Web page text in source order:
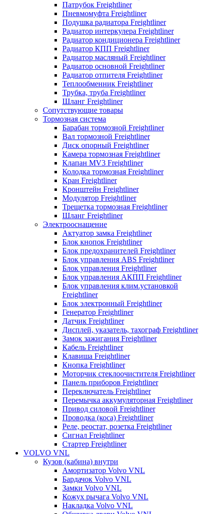
Патрубок Freightliner
Пневмомуфта Freightliner
Подушка радиатора Freightliner
Радиатор интеркулера Freightliner
Радиатор кондиционера Freightliner
Радиатор КПП Freightliner
Радиатор масляный Freightliner
Радиатор основной Freightliner
Радиатор отпителя Freightliner
Теплообменник Freightliner
Трубка, труба Freightliner
Шланг Freightliner
Сопутствующие товары
Тормозная система
Барабан тормозной Freightliner
Вал тормозной Freightliner
Диск опорный Freightliner
Камера тормозная Freightliner
Клапан MV3 Freightliner
Колодка тормозная Freightliner
Кран Freightliner
Кронштейн Freightliner
Модулятор Freightliner
Трещетка тормозная Freightliner
Шланг Freightliner
Электрооснащение
Актуатор замка Freightliner
Блок кнопок Freightliner
Блок предохранителей Freightliner
Блок управления ABS Freightliner
Блок управления Freightliner
Блок управления АКПП Freightliner
Блок управления клим.установкой
Freightliner
Блок электронный Freightliner
Генератор Freightliner
Датчик Freightliner
Дисплей, указатель, тахограф Freightliner
Замок зажигания Freightliner
Кабель Freightliner
Клавиша Freightliner
Кнопка Freightliner
Моторчик стеклоочистителя Freightliner
Панель приборов Freightliner
Переключатель Freightliner
Перемычка аккумуляторная Freightliner
Привод силовой Freightliner
Проводка (коса) Freightliner
Реле, реостат, розетка Freightliner
Сигнал Freightliner
Стартер Freightliner
VOLVO VNL
Кузов (кабина) внутри
Амортизатор Volvo VNL
Бардачок Volvo VNL
Замки Volvo VNL
Кожух рычага Volvo VNL
Накладка Volvo VNL